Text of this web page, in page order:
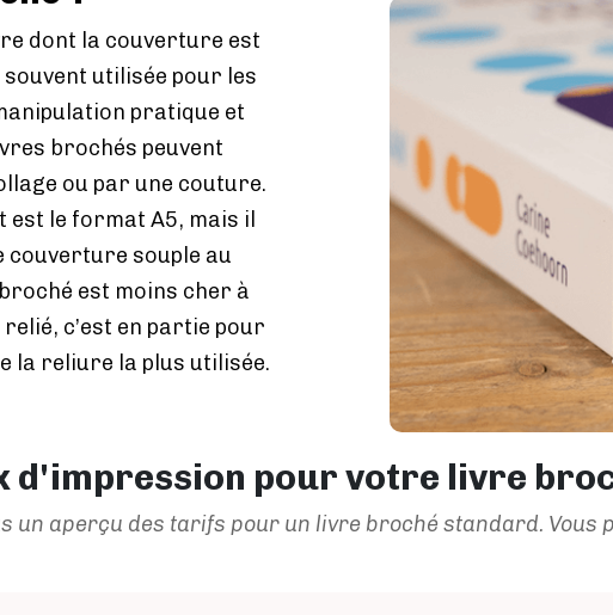
dont la couverture est
utilisée pour les
pratique et
brochés peuvent
ou par une couture.
le format A5, mais il
couverture souple au
est moins cher à
c’est en partie pour
la reliure la plus utilisée.
Image
d'impression pour votre livre
un aperçu des tarifs pour un livre broché standard. Vous